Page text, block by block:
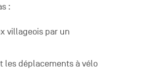
:
villageois par un
les déplacements à vélo